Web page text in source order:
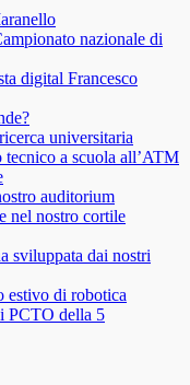
nazionale di
digital Francesco
universitaria
a scuola all’ATM
auditorium
nel nostro cortile
sviluppata dai nostri
estivo di robotica
PCTO della 5